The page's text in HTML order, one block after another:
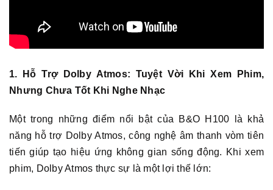
1. Hỗ Trợ Dolby Atmos: Tuyệt Vời Khi Xem Phim,
Nhưng Chưa Tốt Khi Nghe Nhạc
Một trong những điểm nổi bật của B&O H100 là khả
năng hỗ trợ Dolby Atmos, công nghệ âm thanh vòm tiên
tiến giúp tạo hiệu ứng không gian sống động. Khi xem
phim, Dolby Atmos thực sự là một lợi thế lớn: